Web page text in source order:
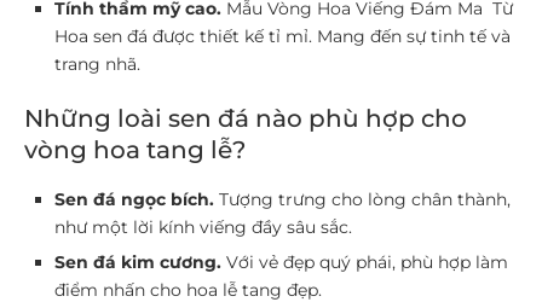
Tính thẩm mỹ cao. Mẫu Vòng Hoa Viếng Đám Ma Từ
Hoa sen đá được thiết kế tỉ mỉ. Mang đến sự tinh tế và
trang nhã.
Những loài sen đá nào phù hợp cho
vòng hoa tang lễ?
Sen đá ngọc bích. Tượng trưng cho lòng chân thành,
như một lời kính viếng đầy sâu sắc.
Sen đá kim cương. Với vẻ đẹp quý phái, phù hợp làm
điểm nhấn cho hoa lễ tang đẹp.